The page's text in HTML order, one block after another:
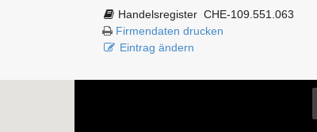
Handelsregister CHE-109.551.063
Firmendaten drucken
Eintrag ändern